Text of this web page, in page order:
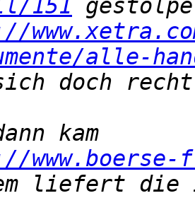
151
alle-
liefert die